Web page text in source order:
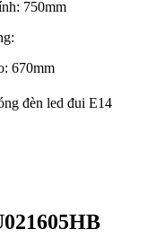
750mm
670mm
đèn led đui E14